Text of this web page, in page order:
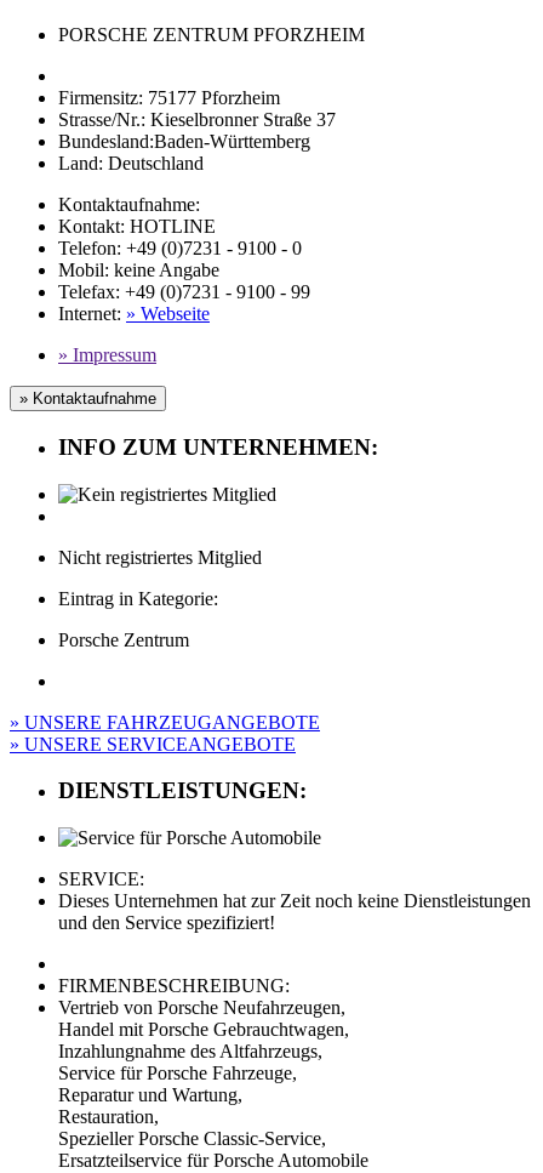
PORSCHE ZENTRUM PFORZHEIM
Firmensitz: 75177 Pforzheim
Strasse/Nr.: Kieselbronner Straße 37
Bundesland:Baden-Württemberg
Land: Deutschland
Kontaktaufnahme:
Kontakt: HOTLINE
Telefon: +49 (0)7231 - 9100 - 0
Mobil: keine Angabe
Telefax: +49 (0)7231 - 9100 - 99
Internet: » Webseite
» Impressum
» Kontaktaufnahme
INFO ZUM UNTERNEHMEN:
Nicht registriertes Mitglied
Eintrag in Kategorie:
Porsche Zentrum
» UNSERE FAHRZEUGANGEBOTE
» UNSERE SERVICEANGEBOTE
DIENSTLEISTUNGEN:
SERVICE:
Dieses Unternehmen hat zur Zeit noch keine Dienstleistungen
und den Service spezifiziert!
FIRMENBESCHREIBUNG:
Vertrieb von Porsche Neufahrzeugen,
Handel mit Porsche Gebrauchtwagen,
Inzahlungnahme des Altfahrzeugs,
Service für Porsche Fahrzeuge,
Reparatur und Wartung,
Restauration,
Spezieller Porsche Classic-Service,
Ersatzteilservice für Porsche Automobile